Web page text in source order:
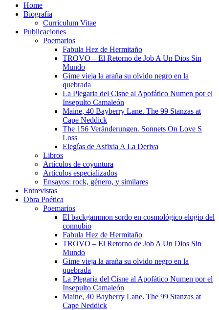
Home
Biografía
Curriculum Vitae​
Publicaciones
Poemarios
Fabula Hez de Hermitaño
TROVO – El Retorno de Job A Un Dios Sin
Mundo
Gime vieja la araña su olvido negro en la
quebrada
La Plegaria del Cisne al Apofático Numen por el
Insepulto Camaleón
Maine, 40 Bayberry Lane. The 99 Stanzas at
Cape Neddick
The 156 Veränderungen. Sonnets On Love S
Loss
Elegías de Asfixia A La Deriva
Libros
Artículos de coyuntura
Artículos especializados
Ensayos: rock, género, y similares
Entrevistas
Obra Poética
Poemarios
El backgammon sordo en cosmológico elogio del
connubio
Fabula Hez de Hermitaño
TROVO – El Retorno de Job A Un Dios Sin
Mundo
Gime vieja la araña su olvido negro en la
quebrada
La Plegaria del Cisne al Apofático Numen por el
Insepulto Camaleón
Maine, 40 Bayberry Lane. The 99 Stanzas at
Cape Neddick